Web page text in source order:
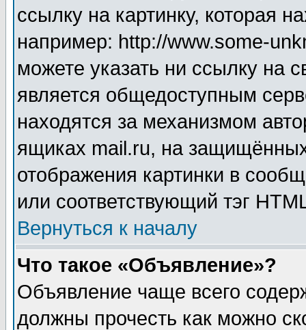
ссылку на картинку, которая
например: http://www.some-
можете указать ни ссылку на
является общедоступным
находятся за механизмом
ящиках mail.ru, на
отображения картинки в
или соответствующий тэг
Вернуться к началу
Что такое «Объявление»?
Объявление чаще всего
должны прочесть как можно